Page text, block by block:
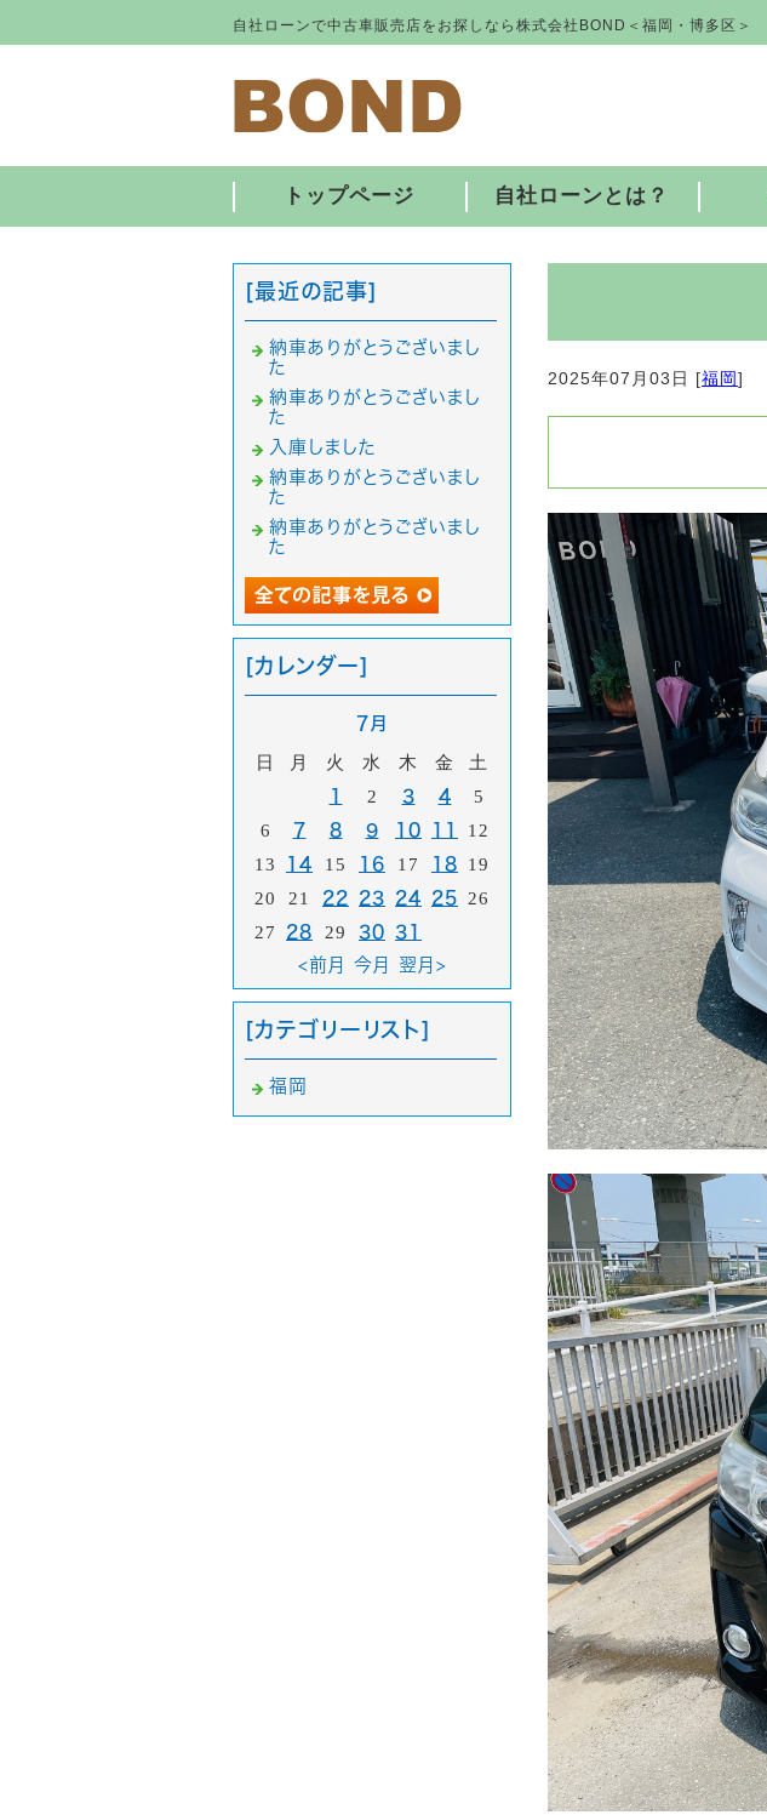
自社ローンで中古車販売店をお探しなら株式会社BOND＜福岡・博多区＞
トップページ 自社ローンとは？
2025年07月03日 [福岡]
[最近の記事]
納車ありがとうございまし
た
納車ありがとうございまし
た
入庫しました
納車ありがとうございまし
た
納車ありがとうございまし
た
[カレンダー]
7月
日 月 火 水 木 金 土
1 2 3 4
5
6
7 8 9 10 11
12
13
14 15 16 17 18
19
20
21 22 23 24 25
26
27
28 29 30 31
<前月
今月 翌月>
[カテゴリーリスト]
福岡